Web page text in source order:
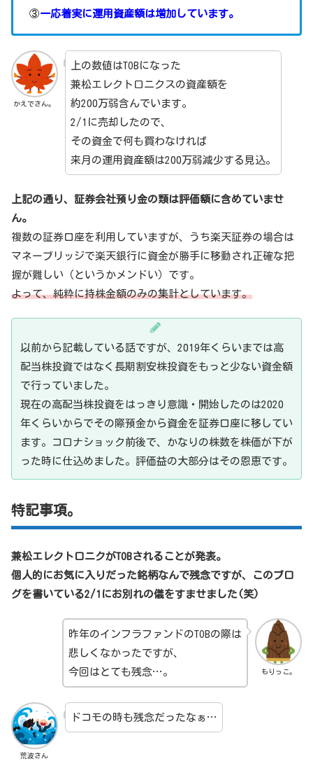
③一応着実に運用資産額は増加しています。
かえでさん。
上の数値はTOBになった
兼松エレクトロニクスの資産額を
約200万弱含んでいます。
2/1に売却したので、
その資金で何も買わなければ
来月の運用資産額は200万弱減少する見込。
上記の通り、証券会社預り金の類は評価額に含めていませ
ん。
複数の証券口座を利用していますが、うち楽天証券の場合は
マネーブリッジで楽天銀行に資金が勝手に移動され正確な把
握が難しい（というかメンドい）です。
よって、純粋に持株金額のみの集計としています。
以前から記載している話ですが、2019年くらいまでは高
配当株投資ではなく長期割安株投資をもっと少ない資金額
で行っていました。
現在の高配当株投資をはっきり意識・開始したのは2020
年くらいからでその際預金から資金を証券口座に移してい
ます。コロナショック前後で、かなりの株数を株価が下が
った時に仕込めました。評価益の大部分はその恩恵です。
特記事項。
兼松エレクトロニクがTOBされることが発表。
個人的にお気に入りだった銘柄なんで残念ですが、このブロ
グを書いている2/1にお別れの儀をすませました(笑)
もりっこ。
昨年のインフラファンドのTOBの際は
悲しくなかったですが、
今回はとても残念…。
荒波さん
ドコモの時も残念だったなぁ…